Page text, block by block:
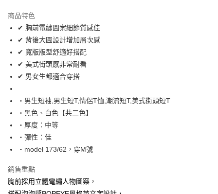
Apple Pay
街口支付
悠遊付
Google Pay
AFTEE先享後付
相關說明
【關於「AFTEE先享後付」】
AFTEE先享後付是「在收到商品之後才付款」的支付方式。 讓您購物簡單
便利好安心！
１．簡單：不需註冊會員、不需綁卡、不需儲值。
【「AFTEE先享後付」結帳流程】
１．於結帳方式選擇「AFTEE先享後付」後，將跳轉至「AFTEE先享後付」
ATM付款
運送方式
全家付款取貨
每筆NT$80，滿NT$1,800(含以上)免運費
商品特色
✔ 胸前電繡圖案細節質感佳
✔ 背後大圖設計增加層次感
✔ 寬版版型舒適好搭配
✔ 美式街頭感非常耐看
✔ 男女生都適合穿搭
‧男生短袖,男生短T,情侶T恤,潮流短T,美式街頭短T
‧黑色、白色【共二色】
‧厚度：中等
‧彈性：佳
‧model 173/62，穿M號
銷售重點
胸前採用立體電繡人物圖案，